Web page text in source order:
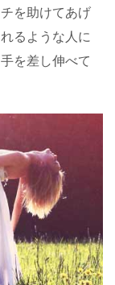
を助けてあげ
るような人に
を差し伸べて